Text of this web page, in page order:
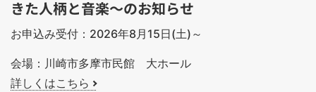
きた人柄と音楽～のお知らせ
お申込み受付：2026年8月15日(土)～
会場：川崎市多摩市民館 大ホール
詳しくはこちら